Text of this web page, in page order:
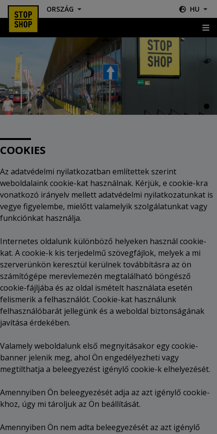
ORSZÁG HU
COOKIES
Az adatvédelmi nyilatkozatban említettek szerint
weboldalaink cookie-kat használnak. Kérjük, e cookie-kra
vonatkozó irányelv mellett adatvédelmi nyilatkozatunkat is
vegye figyelembe, mielőtt valamelyik szolgálatunkat vagy
funkciónkat használja.
Internetes oldalunk különböző helyeken használ cookie-
kat. A cookie-k kis terjedelmű szövegfájlok, melyek a mi
szerverünkön keresztül kerülnek továbbításra az ön
számítógépe merevlemezén megtalálható böngésző
cookie-fájljába és az oldal ismételt használata esetén
felismerik a felhasználót. Cookie-kat használunk
felhasználóbarát jellegünk és a weboldal biztonságának
javítása érdekében.
Valamely weboldalunk első megnyitásakor egy cookie-
banner jelenik meg, ahol Ön engedélyezheti vagy
megtilthatja a beleegyezést igénylő cookie-k elhelyezését.
Amennyiben Ön beleegyezését adja az azt igénylő cookie-
khoz, úgy mi tároljuk az Ön beállítását.
Amennyiben Ön nem adta beleegyezését az azt igénylő